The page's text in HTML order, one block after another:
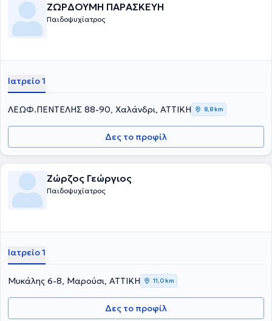
ΖΩΡΔΟΥΜΗ ΠΑΡΑΣΚΕΥΗ
Παιδοψυχίατρος
Ιατρείο 1
ΛΕΩΦ.ΠΕΝΤΕΛΗΣ 88-90, Χαλάνδρι, ΑΤΤΙΚΗ 8,8 km
Δες το προφίλ
Ζώρζος Γεώργιος
Παιδοψυχίατρος
Ιατρείο 1
Μυκάλης 6-8, Μαρούσι, ΑΤΤΙΚΗ 11,0 km
Δες το προφίλ